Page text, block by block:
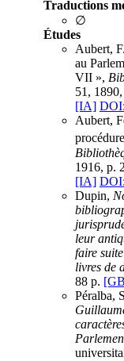
Traductions
∅
Études
Aubert,
au
VII »,
51,
[IA]
Aubert,
1916, p.
[IA]
Dupin,
leur
faire
livres de
88 p.
Péralba,